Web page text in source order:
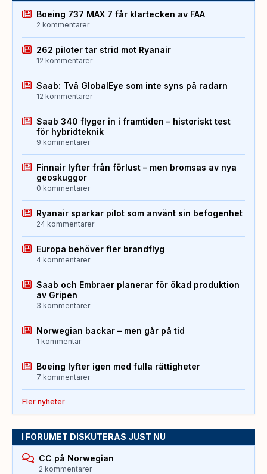
Boeing 737 MAX 7 får klartecken av FAA
2 kommentarer
262 piloter tar strid mot Ryanair
12 kommentarer
Saab: Två GlobalEye som inte syns på radarn
12 kommentarer
Saab 340 flyger in i framtiden – historiskt test
för hybridteknik
9 kommentarer
Finnair lyfter från förlust – men bromsas av nya
geoskuggor
0 kommentarer
Ryanair sparkar pilot som använt sin befogenhet
24 kommentarer
Europa behöver fler brandflyg
4 kommentarer
Saab och Embraer planerar för ökad produktion
av Gripen
3 kommentarer
Norwegian backar – men går på tid
1 kommentar
Boeing lyfter igen med fulla rättigheter
7 kommentarer
Fler nyheter
I FORUMET DISKUTERAS JUST NU
CC på Norwegian
2 kommentarer